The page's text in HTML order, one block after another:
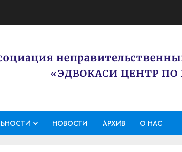
НОВОСТИ АРХИВ О НАС